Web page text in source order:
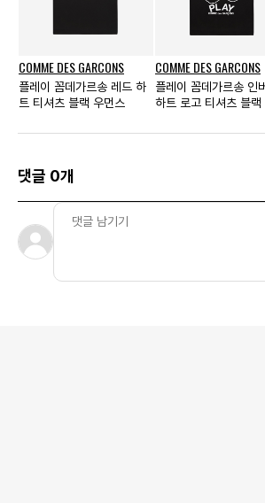
COMME DES GARCONS
플레이 꼼데가르송 레드 하
트 티셔츠 블랙 우먼스
COMME DES GARCONS
플레이 꼼데가르송 인
하트 로고 티셔츠 블랙
댓글 0개